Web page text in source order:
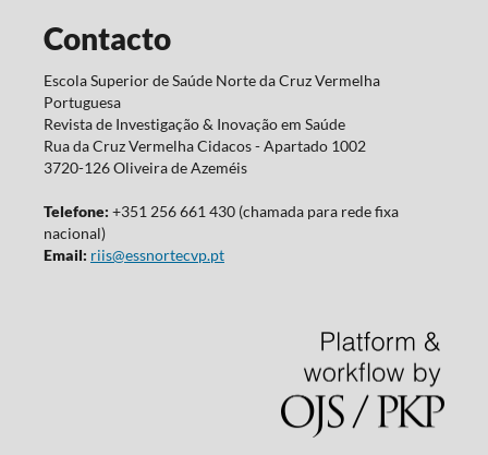
Contacto
Escola Superior de Saúde Norte da Cruz Vermelha
Portuguesa
Revista de Investigação & Inovação em Saúde
Rua da Cruz Vermelha Cidacos - Apartado 1002
3720-126 Oliveira de Azeméis
Telefone: +351 256 661 430 (chamada para rede fixa
nacional)
Email: riis@essnortecvp.pt